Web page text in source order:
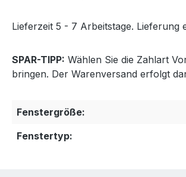
Lieferzeit 5 - 7 Arbeitstage. Lieferung
SPAR-TIPP: Wählen Sie die Zahlart
bringen. Der Warenversand erfolgt
Fenstergröße:
Fenstertyp: